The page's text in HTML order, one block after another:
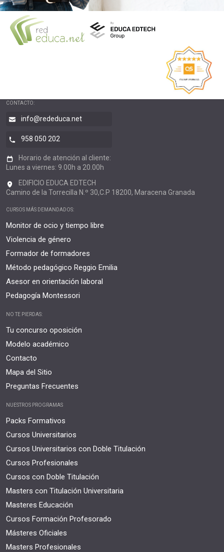
CONTACTO:
info@rededuca.net
958 050 202
Horario de atención al cliente:
Lunes a viernes: 9.00h a 20.00h
EDIFICIO EDUCA EDTECH
Camino de la Torrecilla N.º 30,C.P 18200, Maracena Granada
CURSOS MÁS DEMANDADOS:
Monitor de ocio y tiempo libre
Violencia de género
Formador de formadores
Método pedagógico Reggio Emilia
Asesor en orientación laboral
Pedagogía Montessori
NO TE PIERDAS:
Tu concurso oposición
Modelo académico
Contacto
Mapa del Sitio
Preguntas Frecuentes
NUESTROS PROGRAMAS
Packs Formativos
Cursos Universitarios
Cursos Universitarios con Doble Titulación
Cursos Profesionales
Cursos con Doble Titulación
Masters con Titulación Universitaria
Masteres Educación
Cursos Formación Profesorado
Másteres Oficiales
Masters Profesionales